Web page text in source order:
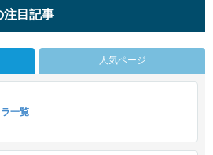
注目記事
人気ページ
一覧